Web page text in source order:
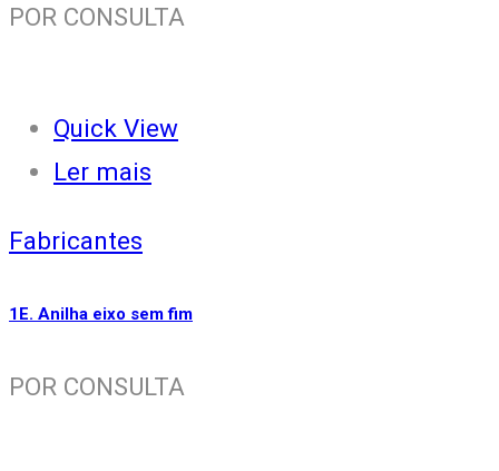
POR CONSULTA
Quick View
Ler mais
Fabricantes
1E. Anilha eixo sem fim
POR CONSULTA